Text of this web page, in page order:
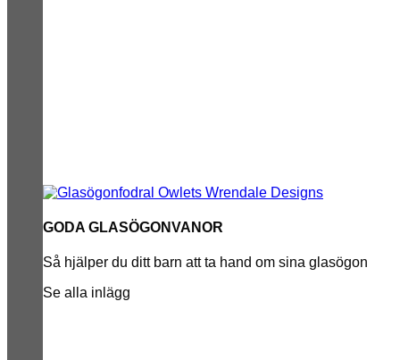
GODA GLASÖGONVANOR
Så hjälper du ditt barn att ta hand om sina glasögon
Se alla inlägg